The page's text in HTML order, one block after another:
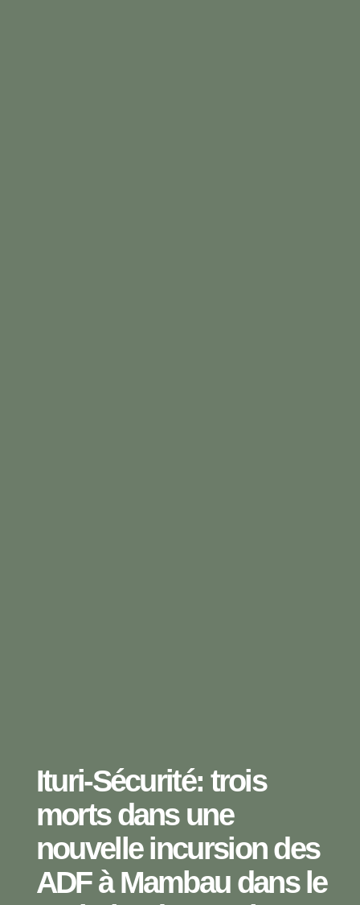
Ituri-Sécurité: trois
morts dans une
nouvelle incursion des
ADF à Mambau dans le